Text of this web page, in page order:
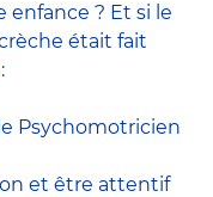
enfance ? Et si le
était fait
Psychomotricien
et être attentif